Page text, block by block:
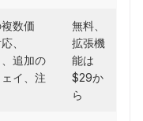
数価
、
追加の
イ、注
無料、
拡張機
能は
$29か
ら